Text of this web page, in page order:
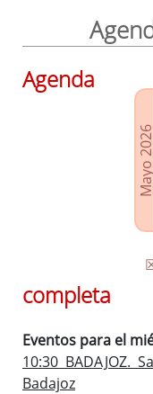
Presidencia
Grupos Políticos
Agenda de Presidencia
Plenos provinciales
Oficina de Proyectos
Agenda
completa
Eventos para el
10:30 BADAJOZ.
Badajoz